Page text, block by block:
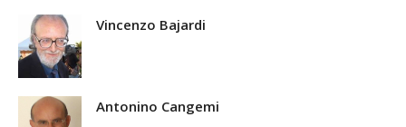
Vincenzo Bajardi
Antonino Cangemi